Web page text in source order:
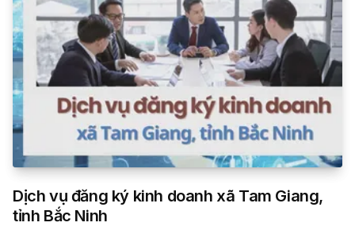
Dịch vụ đăng ký kinh doanh xã Tam Giang,
tỉnh Bắc Ninh